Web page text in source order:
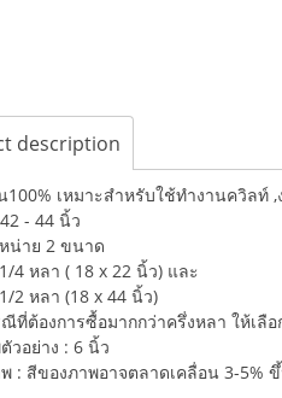
description
เหมาะสำหรับใช้ทำงานควิลท์ ,
- 44 นิ้ว
น่าย 2 ขนาด
4 หลา ( 18 x 22 นิ้ว) และ
2 หลา (18 x 44 นิ้ว)
ที่ต้องการซื้อมากกว่าครึ่งหลา ให้เลื
วอย่าง : 6 นิ้ว
พ : สีของภาพอาจตลาดเคลื่อน 3-5%